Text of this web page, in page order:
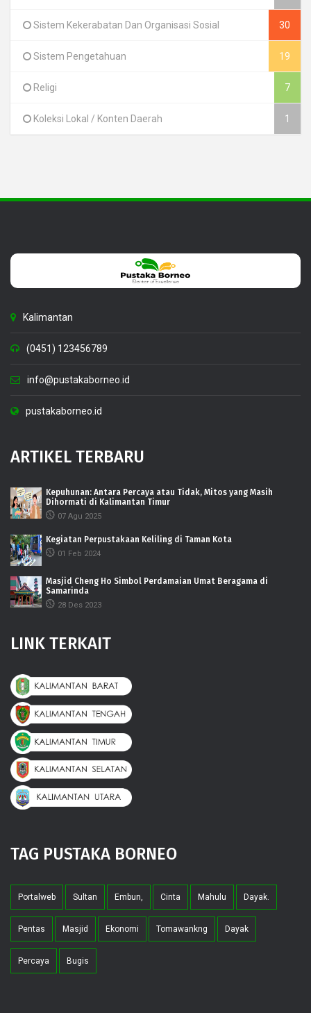
Sistem Kekerabatan Dan Organisasi Sosial 30
Sistem Pengetahuan 19
Religi 7
Koleksi Lokal / Konten Daerah 1
Kalimantan
(0451) 123456789
info@pustakaborneo.id
pustakaborneo.id
ARTIKEL TERBARU
Kepuhunan: Antara Percaya atau Tidak, Mitos yang Masih
Dihormati di Kalimantan Timur
07 Agu 2025
Kegiatan Perpustakaan Keliling di Taman Kota
01 Feb 2024
Masjid Cheng Ho Simbol Perdamaian Umat Beragama di
Samarinda
28 Des 2023
LINK TERKAIT
TAG PUSTAKA BORNEO
Portalweb Sultan Embun, Cinta Mahulu Dayak.
Pentas Masjid Ekonomi Tomawankng Dayak
Percaya Bugis